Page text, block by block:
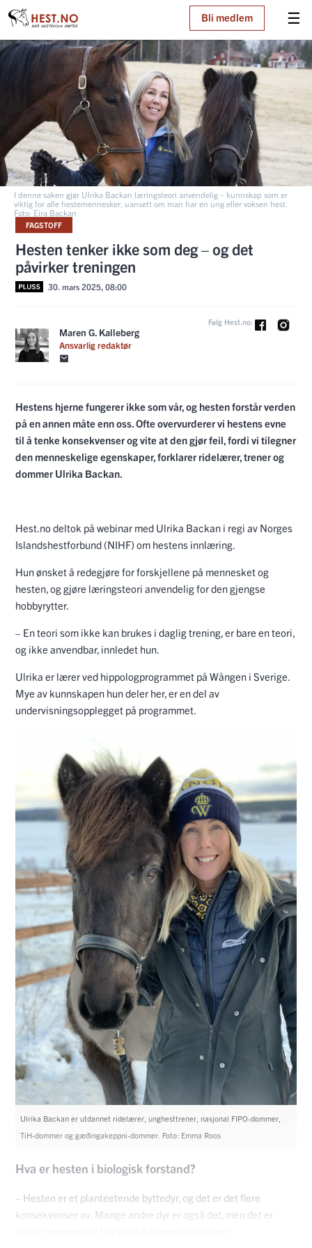
☰
Bli medlem
I denne saken gjør Ulrika Backan læringsteori anvendelig – kunnskap som er
viktig for alle hestemennesker, uansett om man har en ung eller voksen hest.
Foto: Eira Backan
FAGSTOFF
Hesten tenker ikke som deg – og det
påvirker treningen
30. mars 2025, 08:00
Maren G. Kalleberg
Ansvarlig redaktør
Følg Hest.no:
Hestens hjerne fungerer ikke som vår, og hesten forstår verden
på en annen måte enn oss. Ofte overvurderer vi hestens evne
til å tenke konsekvenser og vite at den gjør feil, fordi vi tilegner
den menneskelige egenskaper, forklarer ridelærer, trener og
dommer Ulrika Backan.
Hest.no deltok på webinar med Ulrika Backan i regi av Norges
Islandshestforbund (NIHF) om hestens innlæring.
Hun ønsket å redegjøre for forskjellene på mennesket og
hesten, og gjøre læringsteori anvendelig for den gjengse
hobbyrytter.
– En teori som ikke kan brukes i daglig trening, er bare en teori,
og ikke anvendbar, innledet hun.
Ulrika er lærer ved hippologprogrammet på Wången i Sverige.
Mye av kunnskapen hun deler her, er en del av
undervisningsopplegget på programmet.
Ulrika Backan er utdannet ridelærer, unghesttrener, nasjonal FIPO-dommer,
TiH-dommer og gæðingakeppni-dommer. Foto: Emma Roos
Hva er hesten i biologisk forstand?
– Hesten er et planteetende byttedyr, og det er det flere
konsekvenser av. Mange andre dyr er også det, men det er